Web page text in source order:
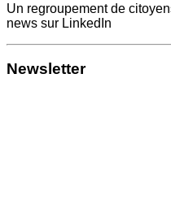
Un regroupement de
news sur LinkedIn
Newsletter